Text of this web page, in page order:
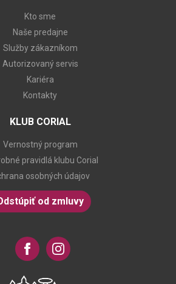
Kto sme
Naše predajne
Služby zákazníkom
Autorizovaný servis
Kariéra
Kontakty
KLUB CORIAL
Vernostný program
pravidlá klubu Corial
osobných údajov
od zmluvy